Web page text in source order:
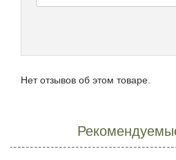
Нет отзывов об этом товаре.